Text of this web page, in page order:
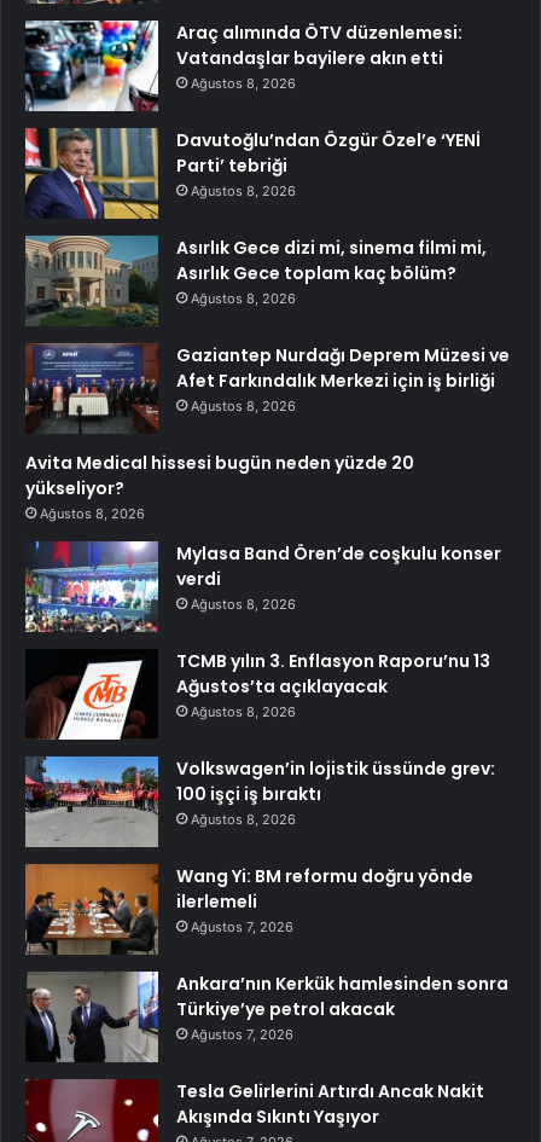
Araç alımında ÖTV düzenlemesi:
Vatandaşlar bayilere akın etti
Ağustos 8, 2026
Davutoğlu’ndan Özgür Özel’e ‘YENİ
Parti’ tebriği
Ağustos 8, 2026
Asırlık Gece dizi mi, sinema filmi mi,
Asırlık Gece toplam kaç bölüm?
Ağustos 8, 2026
Gaziantep Nurdağı Deprem Müzesi ve
Afet Farkındalık Merkezi için iş birliği
Ağustos 8, 2026
Avita Medical hissesi bugün neden yüzde 20
yükseliyor?
Ağustos 8, 2026
Mylasa Band Ören’de coşkulu konser
verdi
Ağustos 8, 2026
TCMB yılın 3. Enflasyon Raporu’nu 13
Ağustos’ta açıklayacak
Ağustos 8, 2026
Volkswagen’in lojistik üssünde grev:
100 işçi iş bıraktı
Ağustos 8, 2026
Wang Yi: BM reformu doğru yönde
ilerlemeli
Ağustos 7, 2026
Ankara’nın Kerkük hamlesinden sonra
Türkiye’ye petrol akacak
Ağustos 7, 2026
Tesla Gelirlerini Artırdı Ancak Nakit
Akışında Sıkıntı Yaşıyor